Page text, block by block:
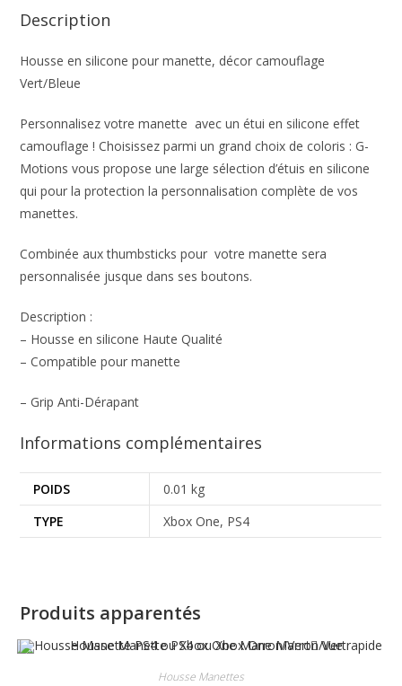
Description
Housse en silicone pour manette, décor camouflage
Vert/Bleue
Personnalisez votre manette avec un étui en silicone effet
camouflage ! Choisissez parmi un grand choix de coloris : G-
Motions vous propose une large sélection d’étuis en silicone
qui pour la protection la personnalisation complète de vos
manettes.
Combinée aux thumbsticks pour votre manette sera
personnalisée jusque dans ses boutons.
Description :
– Housse en silicone Haute Qualité
– Compatible pour manette
– Grip Anti-Dérapant
Informations complémentaires
POIDS
0.01 kg
TYPE
Xbox One, PS4
Produits apparentés
Vue rapide
Housse Manettes